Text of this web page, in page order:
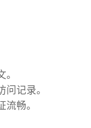
记录。
畅。